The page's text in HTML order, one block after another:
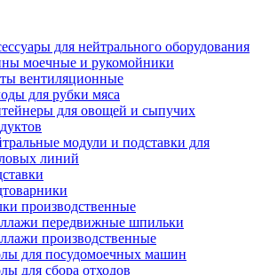
для нейтрального оборудования
моечные и рукомойники
вентиляционные
для рубки мяса
для овощей и сыпучих
модули и подставки для
линий
производственные
передвижные шпильки
производственные
для посудомоечных машин
для сбора отходов